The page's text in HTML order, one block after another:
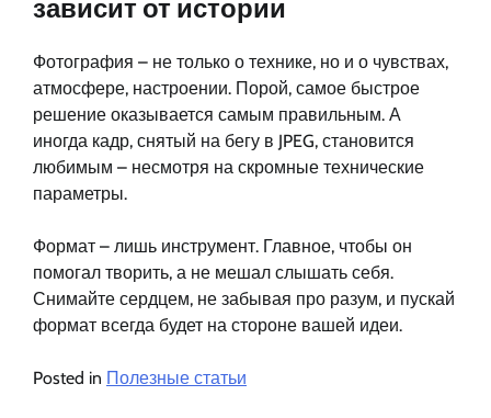
зависит от истории
Фотография – не только о технике, но и о чувствах,
атмосфере, настроении. Порой, самое быстрое
решение оказывается самым правильным. А
иногда кадр, снятый на бегу в JPEG, становится
любимым – несмотря на скромные технические
параметры.
Формат – лишь инструмент. Главное, чтобы он
помогал творить, а не мешал слышать себя.
Снимайте сердцем, не забывая про разум, и пускай
формат всегда будет на стороне вашей идеи.
Posted in Полезные статьи